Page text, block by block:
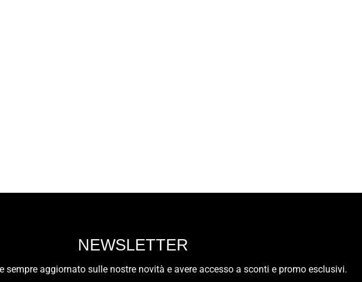
NEWSLETTER
sempre aggiornato sulle nostre novità e avere accesso a sconti e promo esclusivi.